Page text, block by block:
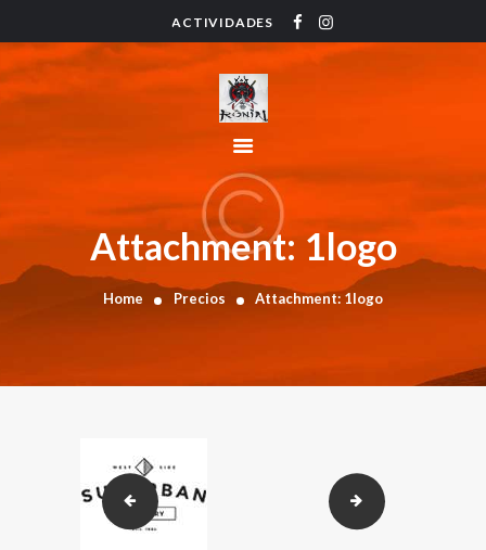
ACTIVIDADES
Attachment: 1logo
Home Precios Attachment: 1logo
HOME
ACTIVIDADES
INSTRUCTORES
CONTACTO
BLOG
tiger 2logo